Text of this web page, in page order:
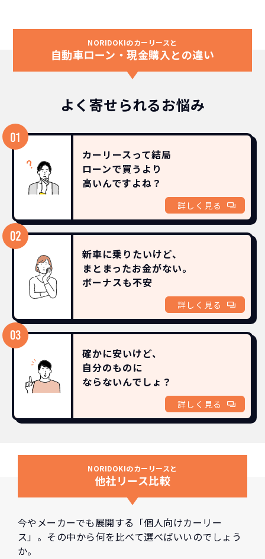
NORIDOKIのカーリースと
自動車ローン・現金購入との違い
よく寄せられるお悩み
カーリースって結局
ローンで買うより
高いんですよね？
詳しく見る
新車に乗りたいけど、
まとまったお金がない。
ボーナスも不安
詳しく見る
確かに安いけど、
自分のものに
ならないんでしょ？
詳しく見る
NORIDOKIのカーリースと
他社リース比較
今やメーカーでも展開する「個人向けカーリー
ス」。その中から何を比べて選べばいいのでしょう
か。